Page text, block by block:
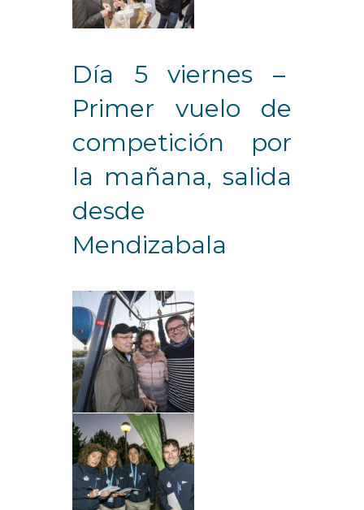
Día 5 viernes –
Primer vuelo de
competición por
la mañana, salida
desde
Mendizabala